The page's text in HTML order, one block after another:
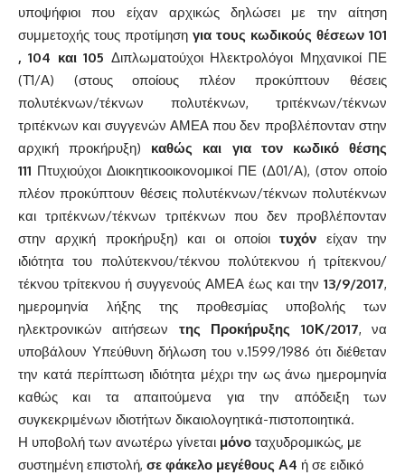
υποψήφιοι που είχαν αρχικώς δηλώσει με την αίτηση
συμμετοχής τους προτίμηση για τους κωδικούς θέσεων 101
, 104 και 105 Διπλωματούχοι Ηλεκτρολόγοι Μηχανικοί ΠΕ
(Τ1/Α) (στους οποίους πλέον προκύπτουν θέσεις
πολυτέκνων/τέκνων πολυτέκνων, τριτέκνων/τέκνων
τριτέκνων και συγγενών ΑΜΕΑ που δεν προβλέπονταν στην
αρχική προκήρυξη) καθώς
και για τον κωδικό θέσης
111 Πτυχιούχοι Διοικητικοοικονομικοί ΠΕ (Δ01/Α), (στον οποίο
πλέον προκύπτουν θέσεις πολυτέκνων/τέκνων πολυτέκνων
και τριτέκνων/τέκνων τριτέκνων που δεν προβλέπονταν
στην αρχική προκήρυξη) και οι οποίοιτυχόν είχαν την
ιδιότητα του πολύτεκνου/τέκνου πολύτεκνου ή τρίτεκνου/
τέκνου τρίτεκνου ή συγγενούς ΑΜΕΑ έως και την 13/9/2017,
ημερομηνία λήξης της προθεσμίας υποβολής των
ηλεκτρονικών αιτήσεων της Προκήρυξης 10Κ/2017, να
υποβάλουν Υπεύθυνη δήλωση του ν.1599/1986 ότι διέθεταν
την κατά περίπτωση ιδιότητα μέχρι την ως άνω ημερομηνία
καθώς και τα απαιτούμενα για την απόδειξη των
συγκεκριμένων ιδιοτήτων δικαιολογητικά-πιστοποιητικά.
Η υποβολή των ανωτέρω γίνεται μόνο ταχυδρομικώς, με
συστημένη επιστολή, σε φάκελο μεγέθους Α4 ή σε ειδικό